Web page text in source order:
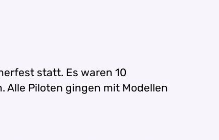
statt. Es waren 10
Alle Piloten gingen mit Modellen